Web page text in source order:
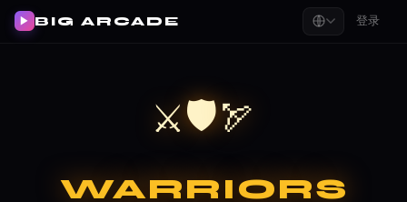
▶ BIG ARCADE 登录
⚔🛡🏹
WARRIORS